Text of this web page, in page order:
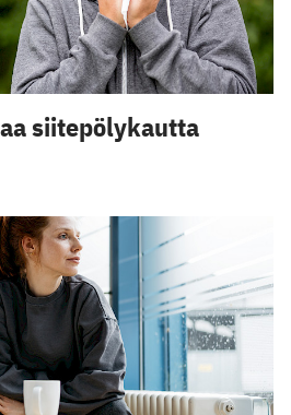
siitepölykautta